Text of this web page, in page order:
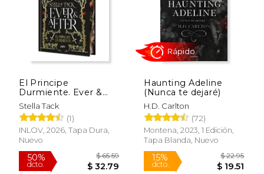
El Principe
Durmiente. Ever &
After 1
Stella Tack
(1)
INLOV, 2026, Tapa Dura,
Nuevo
Haunting Adeline
(Nunca te dejaré)
H.D. Carlton
(72)
Montena, 2023, 1 Edición,
Tapa Blanda, Nuevo
Rápido